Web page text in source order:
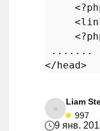
.......
Liam
997
9 янв.